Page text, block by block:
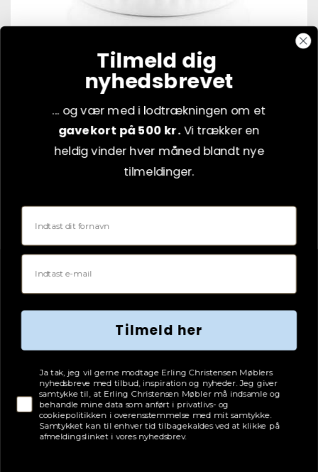
Eva Solo Legio tærtefad Ø 24 cm
369,95kr.
LÆG I KURV
Tilmeld dig
nyhedsbrevet
... og vær med i lodtrækningen om et
gavekort på 500 kr.Vi trækker en
heldig vinder hver måned blandt nye
tilmeldinger.
Fornavn
Email
Tilmeld her
Tjekboks samtykke
Ja tak, jeg vil gerne modtage Erling Christensen Møblers
nyhedsbreve med tilbud, inspiration og nyheder. Jeg giver
samtykke til, at Erling Christensen Møbler må indsamle og
behandle mine data som anført i privatlivs- og
cookiepolitikken i overensstemmelse med mit samtykke.
Samtykket kan til enhver tid tilbagekaldes ved at klikke på
afmeldingslinket i vores nyhedsbrev.